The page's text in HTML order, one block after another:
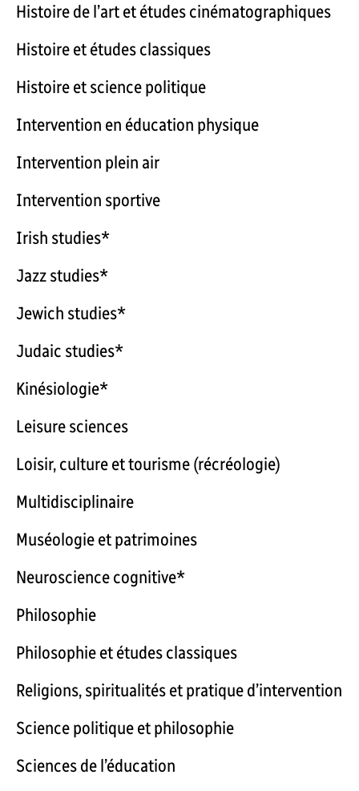
Histoire de l’art et études cinématographiques
Histoire et études classiques
Histoire et science politique
Intervention en éducation physique
Intervention plein air
Intervention sportive
Irish studies*
Jazz studies*
Jewich studies*
Judaic studies*
Kinésiologie*
Leisure sciences
Loisir, culture et tourisme (récréologie)
Multidisciplinaire
Muséologie et patrimoines
Neuroscience cognitive*
Philosophie
Philosophie et études classiques
Religions, spiritualités et pratique d’intervention
Science politique et philosophie
Sciences de l’éducation